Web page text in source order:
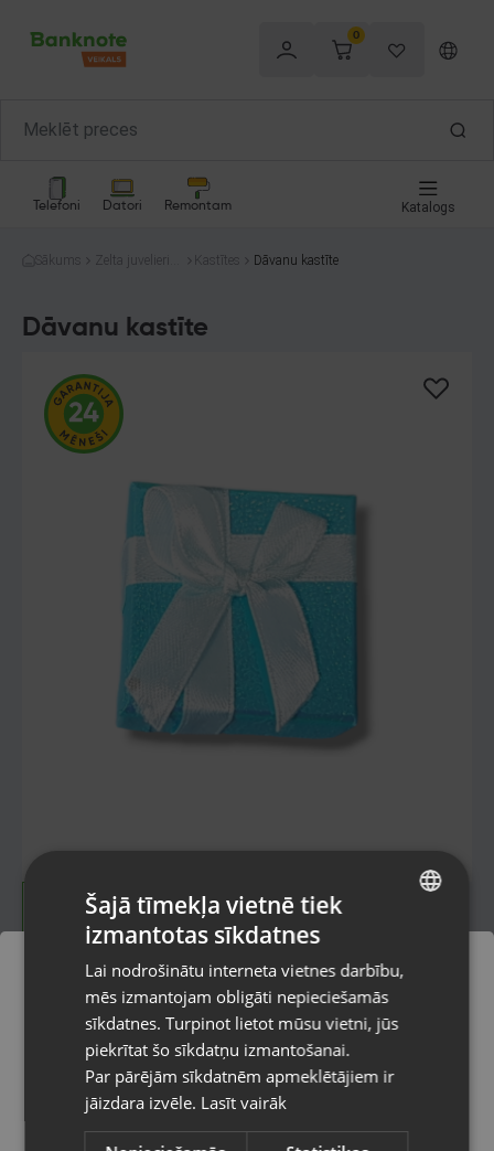
0
Telefoni Datori Remontam Katalogs
Sākums
Zelta juvelierizs
Kastītes Dāvanu kastīte
Dāvanu kastīte
Kategorija: Dāvanu kastīte
Izmērs (cm): 4x4x3
1.50€
Preces informācija
Pasūtījumi tiks piegādāti uz
izvēlēto valsti
Vietnes saturs būs attēlots izvēlētajā
valodā
RUSSIAN
Šajā tīmekļa vietnē tiek
izmantotas sīkdatnes
Lai nodrošinātu interneta vietnes darbību,
mēs izmantojam obligāti nepieciešamās
sīkdatnes. Turpinot lietot mūsu vietni, jūs
piekrītat šo sīkdatņu izmantošanai.
Par pārējām sīkdatnēm apmeklētājiem ir
jāizdara izvēle. Lasīt vairāk